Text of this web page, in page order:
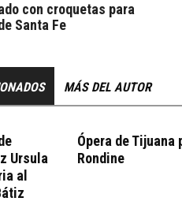
con croquetas para
Santa Fe
MÁS DEL AUTOR
Ursula
al
Ópera de Tijuana
Rondine